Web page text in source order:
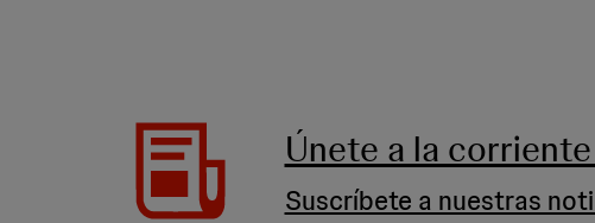
Únete a la
Suscríbete a nuestras